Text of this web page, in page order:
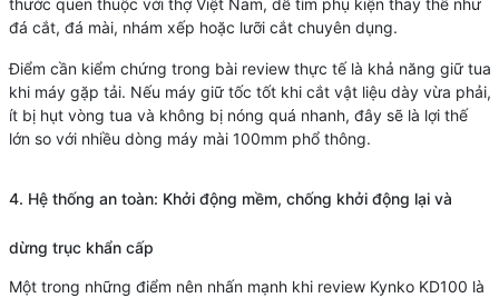
thước quen thuộc với thợ Việt Nam, dễ tìm phụ kiện thay thế như
đá cắt, đá mài, nhám xếp hoặc lưỡi cắt chuyên dụng.
Điểm cần kiểm chứng trong bài review thực tế là khả năng giữ tua
khi máy gặp tải. Nếu máy giữ tốc tốt khi cắt vật liệu dày vừa phải,
ít bị hụt vòng tua và không bị nóng quá nhanh, đây sẽ là lợi thế
lớn so với nhiều dòng máy mài 100mm phổ thông.
4. Hệ thống an toàn: Khởi động mềm, chống khởi động lại và
dừng trục khẩn cấp
Một trong những điểm nên nhấn mạnh khi review Kynko KD100 là